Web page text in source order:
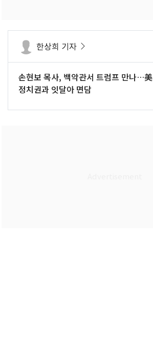
한상희 기자
손현보 목사, 백악관서 트럼프 만나…美
정치권과 잇달아 면담